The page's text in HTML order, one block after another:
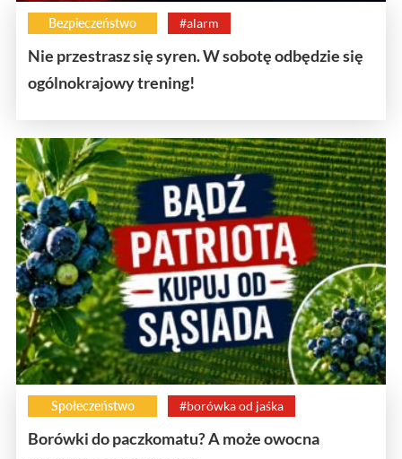
Bezpieczeństwo #alarm
Nie przestrasz się syren. W sobotę odbędzie się
ogólnokrajowy trening!
Społeczeństwo #borówka od jaśka
Borówki do paczkomatu? A może owocna